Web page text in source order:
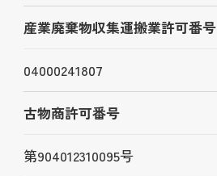
産業廃棄物収集運搬業許可番号
04000241807
古物商許可番号
第904012310095号